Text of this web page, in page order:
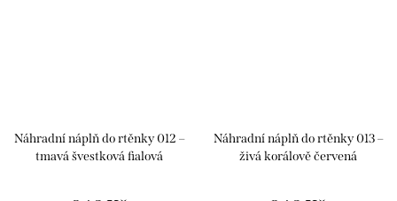
Náhradní náplň do rtěnky 012 –
tmavá švestková fialová
Náhradní náplň do rtěnky 013 –
živá korálově červená